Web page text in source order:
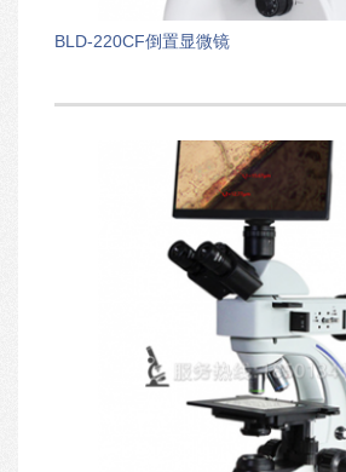
BLD-220CF倒置显微镜